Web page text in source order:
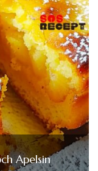
Apelsin